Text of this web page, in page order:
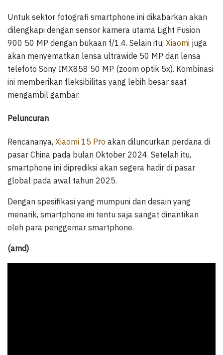
Untuk sektor fotografi smartphone ini dikabarkan akan
dilengkapi dengan sensor kamera utama Light Fusion
900 50 MP dengan bukaan f/1.4. Selain itu, Xiaomi juga
akan menyematkan lensa ultrawide 50 MP dan lensa
telefoto Sony IMX858 50 MP (zoom optik 5x). Kombinasi
ini memberikan fleksibilitas yang lebih besar saat
mengambil gambar.
Peluncuran
Rencananya, Xiaomi 15 Pro akan diluncurkan perdana di
pasar China pada bulan Oktober 2024. Setelah itu,
smartphone ini diprediksi akan segera hadir di pasar
global pada awal tahun 2025.
Dengan spesifikasi yang mumpuni dan desain yang
menarik, smartphone ini tentu saja sangat dinantikan
oleh para penggemar smartphone.
(amd)